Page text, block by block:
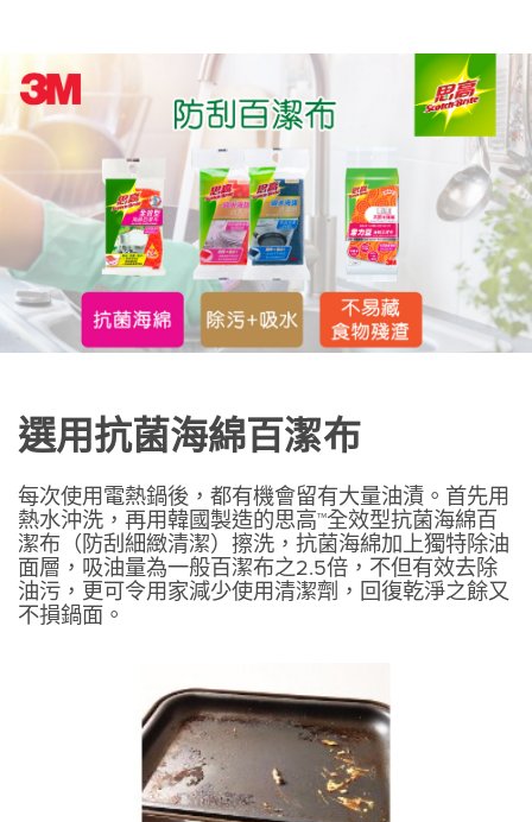
選用抗菌海綿百潔布
每次使用電熱鍋後，都有機會留有大量油漬。首先用
熱水沖洗，再用韓國製造的思高™全效型抗菌海綿百
潔布（防刮細緻清潔）擦洗，抗菌海綿加上獨特除油
面層，吸油量為一般百潔布之2.5倍，不但有效去除
油污，更可令用家減少使用清潔劑，回復乾淨之餘又
不損鍋面。